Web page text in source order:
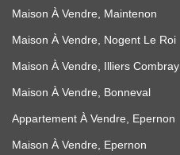
Maison À Vendre, Maintenon
Maison À Vendre, Nogent Le Roi
Maison À Vendre, Illiers Combray
Maison À Vendre, Bonneval
Appartement À Vendre, Epernon
Maison À Vendre, Epernon